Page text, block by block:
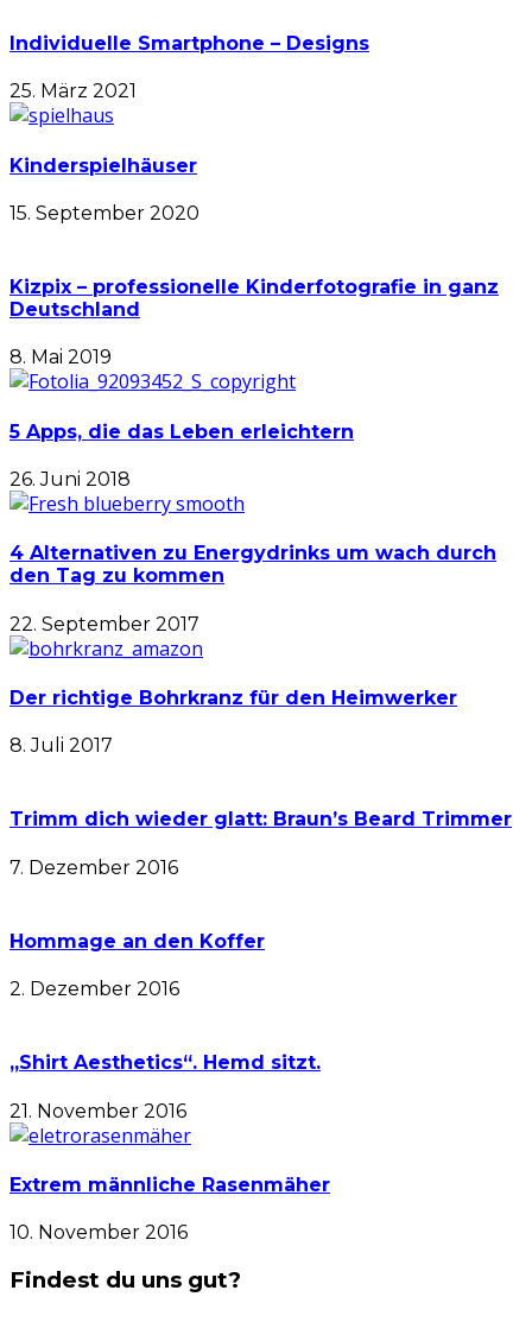
Individuelle Smartphone – Designs
25. März 2021
Kinderspielhäuser
15. September 2020
Kizpix – professionelle Kinderfotografie in ganz
Deutschland
8. Mai 2019
5 Apps, die das Leben erleichtern
26. Juni 2018
4 Alternativen zu Energydrinks um wach durch
den Tag zu kommen
22. September 2017
Der richtige Bohrkranz für den Heimwerker
8. Juli 2017
Trimm dich wieder glatt: Braun’s Beard Trimmer
7. Dezember 2016
Hommage an den Koffer
2. Dezember 2016
„Shirt Aesthetics“. Hemd sitzt.
21. November 2016
Extrem männliche Rasenmäher
10. November 2016
Findest du uns gut?